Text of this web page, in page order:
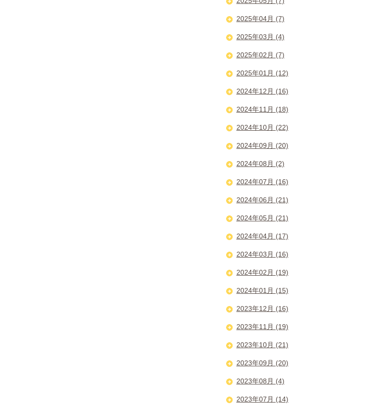
2025年04月 (7)
2025年03月 (4)
2025年02月 (7)
2025年01月 (12)
2024年12月 (16)
2024年11月 (18)
2024年10月 (22)
2024年09月 (20)
2024年08月 (2)
2024年07月 (16)
2024年06月 (21)
2024年05月 (21)
2024年04月 (17)
2024年03月 (16)
2024年02月 (19)
2024年01月 (15)
2023年12月 (16)
2023年11月 (19)
2023年10月 (21)
2023年09月 (20)
2023年08月 (4)
2023年07月 (14)